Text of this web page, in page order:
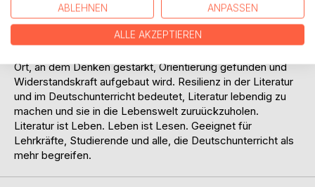
und Gedichten wird Lesen zu Selbst- und Welterkenntnis.
Basierend auf aktueller Resilienzforschung entwickelt
Ort, an dem Denken gestärkt, Orientierung gefunden und
Widerstandskraft aufgebaut wird. Resilienz in der Literatur
und im Deutschunterricht bedeutet, Literatur lebendig zu
machen und sie in die Lebenswelt zuruückzuholen.
Literatur ist Leben. Leben ist Lesen. Geeignet für
Lehrkräfte, Studierende und alle, die Deutschunterricht als
mehr begreifen.
ABLEHNEN ANPASSEN
ALLE AKZEPTIEREN